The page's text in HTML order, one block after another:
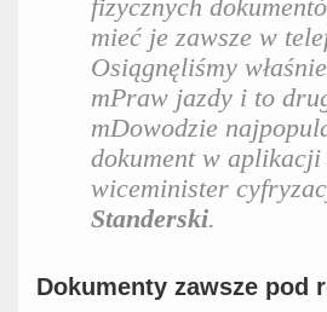
fizycznych
mieć je zawsze w
Osiągnęliśmy
mPraw jazdy i to
mDowodzie
dokument w aplikacji
wiceminister
Standerski.
Dokumenty zawsze pod